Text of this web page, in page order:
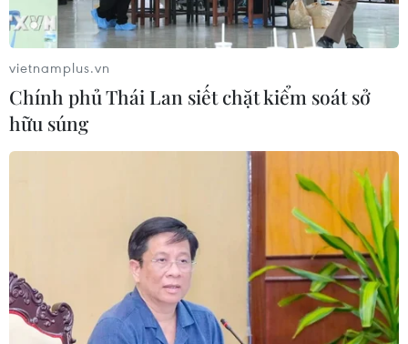
Tòa nhà Capitolio – trụ sở Quốc hội Cuba và công trình kiến
trục đồ sộ nhất La Habana - trở nên lung linh trong Đại nhạc
hội. (Ảnh: Lê Hà/TTXVN)
vietnamplus.vn
Chính phủ Thái Lan siết chặt kiểm soát sở
hữu súng